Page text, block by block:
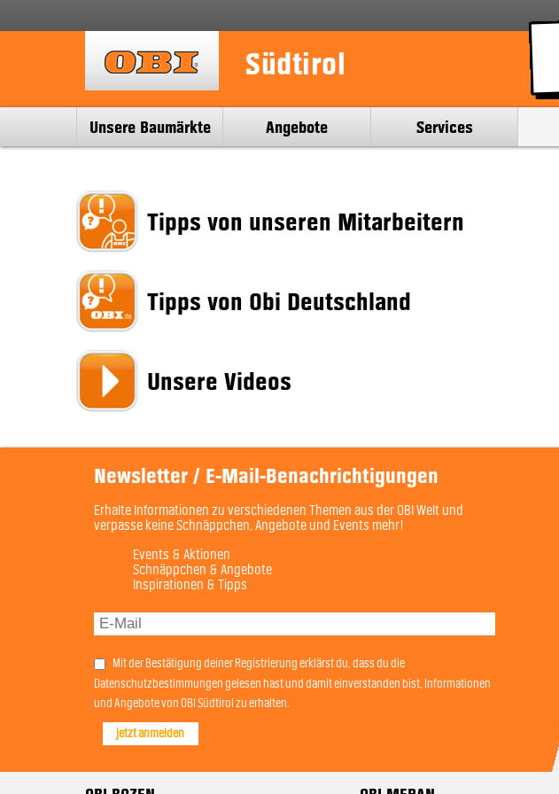
Südtirol
Unsere Baumärkte Angebote Services
Tipps von unseren Mitarbeitern
Tipps von Obi Deutschland
Unsere Videos
Newsletter / E-Mail-Benachrichtigungen
Erhalte Informationen zu verschiedenen Themen aus der OBI Welt und
verpasse keine Schnäppchen, Angebote und Events mehr!
Events & Aktionen
Schnäppchen & Angebote
Inspirationen & Tipps
Mit der Bestätigung deiner Registrierung erklärst du, dass du die
Datenschutzbestimmungen gelesen hast und damit einverstanden bist, Informationen
und Angebote von OBI Südtirol zu erhalten.
jetzt anmelden